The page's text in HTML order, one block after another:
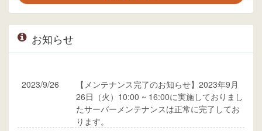
お知らせ
2023/9/26
【メンテナンス完了のお知らせ】2023年9月
26日（火）10:00 ~ 16:00に実施しておりまし
たサーバーメンテナンスは正常に完了してお
ります。